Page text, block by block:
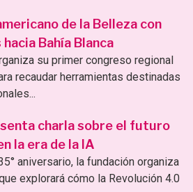
de la Belleza con
Bahía Blanca
su primer congreso regional
recaudar herramientas destinadas
charla sobre el futuro
la era de la IA
aniversario, la fundación organiza
explorará cómo la Revolución 4.0